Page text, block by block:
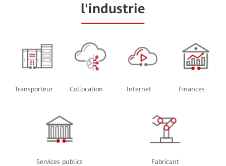
l'industrie
Transporteur Collocation Internet Finances
Services publics Fabricant